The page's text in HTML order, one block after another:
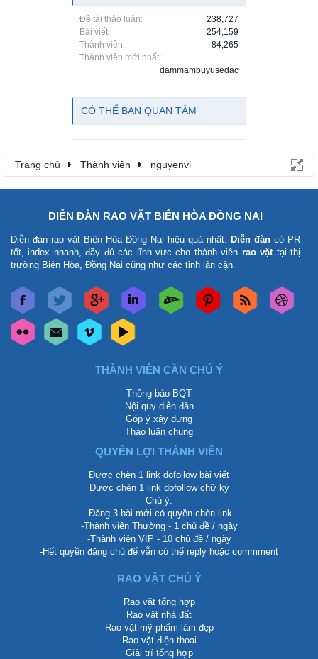
Đề tài thảo luận:
238,727
Bài viết:
254,159
Thành viên:
84,265
Thành viên mới nhất:
dammambuyusedac
CÓ THỂ BẠN QUAN TÂM
Trang chủ Thành viên nguyenvi
DIỄN ĐÀN RAO VẶT BIÊN HÒA ĐỒNG NAI
Diễn đàn rao vặt Biên Hòa Đồng Nai hiệu quả nhất. Diễn đàn có PR
tốt, index nhanh, đầy đủ các lĩnh vực cho thành viên rao vặttại thị
trường Biên Hòa, Đồng Nai cũng như các tỉnh lân cận.
THÀNH VIÊN CẦN CHÚ Ý
Thông báo BQT
Nội quy diễn đàn
Góp ý xây dựng
Thảo luận chung
QUYỀN LỢI THÀNH VIÊN
Được chèn 1 link dofollow bài viết
Được chèn 1 link dofollow chữ ký
Chú ý:
-Đăng 3 bài mới có quyền chèn link
-Thành viên Thường - 1 chủ đề / ngày
-Thành viên VIP - 10 chủ đề / ngày
-Hết quyền đăng chủ để vẫn có thể reply hoặc commment
RAO VẶT CHÚ Ý
Rao vặt tổng hợp
Rao vặt nhà đất
Rao vặt mỹ phẩm làm đẹp
Rao vặt điện thoại
Giải trí tổng hợp